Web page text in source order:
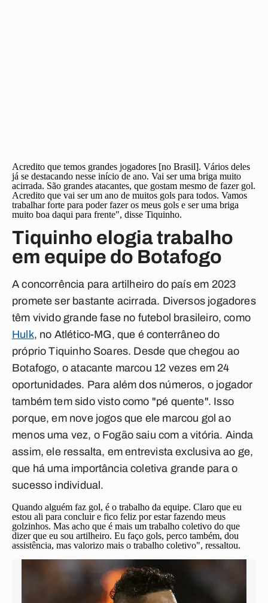
Acredito que temos grandes jogadores [no Brasil]. Vários deles
já se destacando nesse início de ano. Vai ser uma briga muito
acirrada. São grandes atacantes, que gostam mesmo de fazer gol.
Acredito que vai ser um ano de muitos gols para todos. Vamos
trabalhar forte para poder fazer os meus gols e ser uma briga
muito boa daqui para frente", disse Tiquinho.
Tiquinho elogia trabalho
em equipe do Botafogo
A concorrência para artilheiro do país em 2023
promete ser bastante acirrada. Diversos jogadores
têm vivido grande fase no futebol brasileiro, como
Hulk, no Atlético-MG, que é conterrâneo do
próprio Tiquinho Soares. Desde que chegou ao
Botafogo, o atacante marcou 12 vezes em 24
oportunidades. Para além dos números, o jogador
também tem sido visto como "pé quente". Isso
porque, em nove jogos que ele marcou gol ao
menos uma vez, o Fogão saiu com a vitória. Ainda
assim, ele ressalta, em entrevista exclusiva ao ge,
que há uma importância coletiva grande para o
sucesso individual.
Quando alguém faz gol, é o trabalho da equipe. Claro que eu
estou ali para concluir e fico feliz por estar fazendo meus
golzinhos. Mas acho que é mais um trabalho coletivo do que
dizer que eu sou artilheiro. Eu faço gols, perco também, dou
assistência, mas valorizo mais o trabalho coletivo", ressaltou.